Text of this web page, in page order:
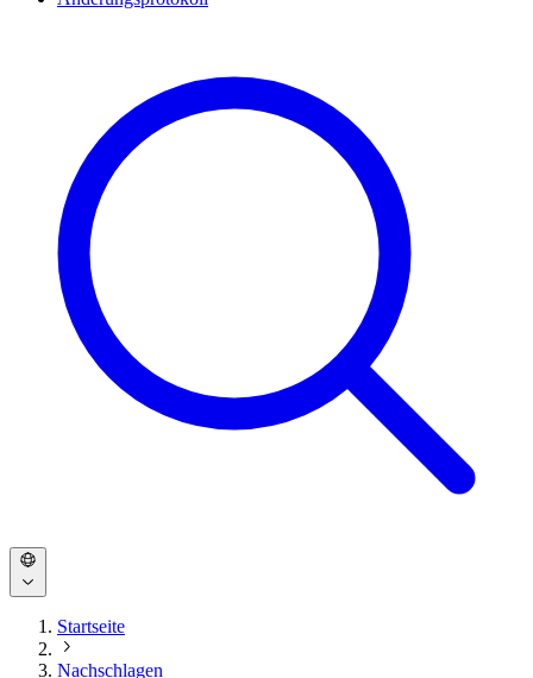
Startseite
Nachschlagen